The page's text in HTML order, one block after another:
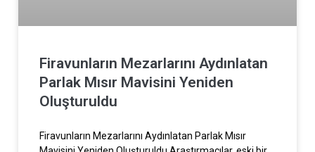
Firavunların Mezarlarını Aydınlatan
Parlak Mısır Mavisini Yeniden
Oluşturuldu
Firavunların Mezarlarını Aydınlatan Parlak Mısır